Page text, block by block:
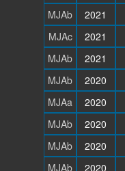
MJAb
2021
MJAc
2021
MJAb
2021
MJAb
2020
MJAa
2020
MJAb
2020
MJAb
2020
MJAb
2020